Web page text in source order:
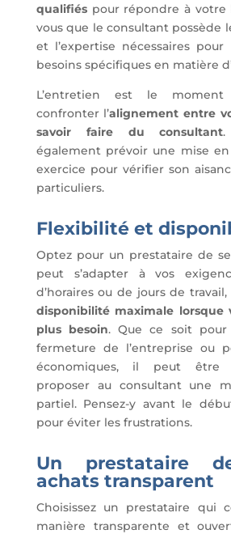
qualifiéspour répondre à votre
vous que le consultant possède
et l’expertise nécessaires
besoins spécifiques en matière
L’entretien est le
confronter l’alignement entre
savoir faire du consultant.
également prévoir une mise
exercice pour vérifier son
particuliers.
Flexibilité et
Optez pour un prestataire de
peut s’adapter à vos
d’horaires ou de jours de
disponibilité maximale lorsque
plus besoin. Que ce soit pour
fermeture de l’entreprise ou
économiques, il peut être
proposer au consultant une
partiel. Pensez-y avant le
pour éviter les frustrations.
Un prestataire
achats transparent
Choisissez un prestataire qui
manière transparente et